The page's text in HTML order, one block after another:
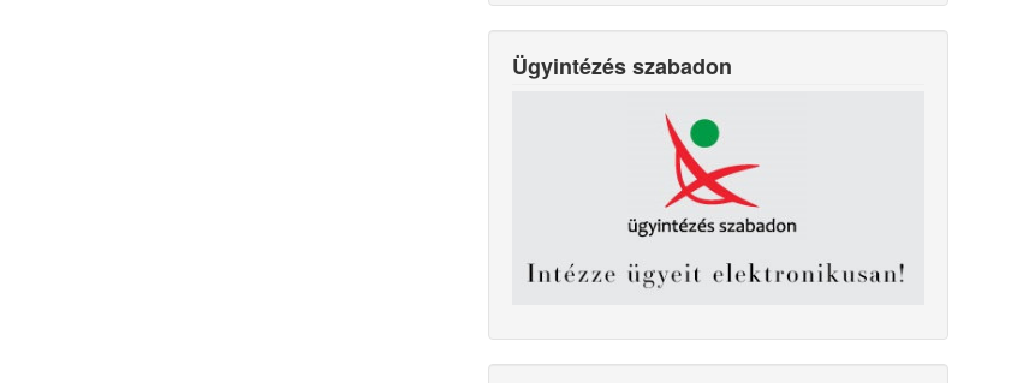
Ügyintézés szabadon